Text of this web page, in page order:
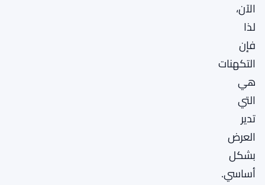
الآن،
لذا
فإن
التكهنات
هي
التي
تدير
العرض
بشكل
أساسي.